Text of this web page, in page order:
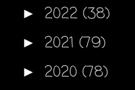
► 2022 (38)
► 2021 (79)
► 2020 (78)